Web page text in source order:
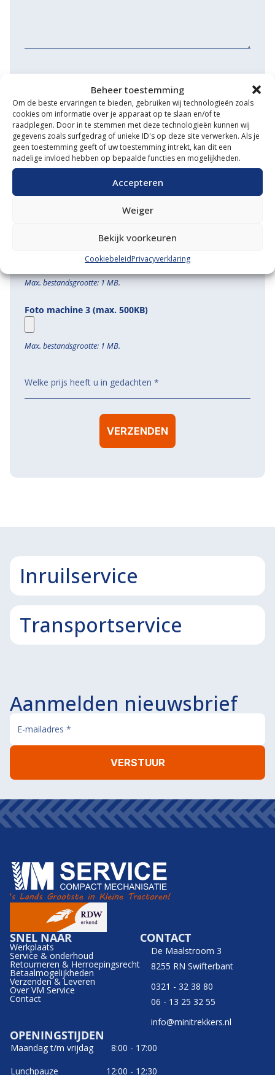
Beheer toestemming
Om de beste ervaringen te bieden, gebruiken wij technologieën zoals
cookies om informatie over je apparaat op te slaan en/of te
raadplegen. Door in te stemmen met deze technologieën kunnen wij
gegevens zoals surfgedrag of unieke ID's op deze site verwerken. Als je
geen toestemming geeft of uw toestemming intrekt, kan dit een
nadelige invloed hebben op bepaalde functies en mogelijkheden.
Accepteren
Weiger
Bekijk voorkeuren
CookiebeleidPrivacyverklaring
Foto machine 1 (max. 500KB)
Foto machine 2 (max. 500KB)
Max. bestandsgrootte: 1 MB.
Foto machine 3 (max. 500KB)
Max. bestandsgrootte: 1 MB.
Inruilservice
Transportservice
Aanmelden nieuwsbrief
SNEL NAAR
Werkplaats
Service & onderhoud
Retourneren & Herroepingsrecht
Betaalmogelijkheden
Verzenden & Leveren
Over VM Service
Contact
CONTACT
De Maalstroom 3
8255 RN Swifterbant
0321 - 32 38 80
06 - 13 25 32 55
info@minitrekkers.nl
OPENINGSTIJDEN
Maandag t/m vrijdag
8:00 - 17:00
Lunchpauze
12:00 - 12:30